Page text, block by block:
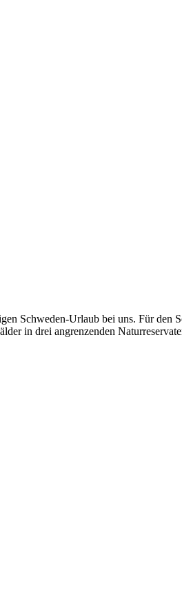
Schweden-Urlaub bei uns. Für den
in drei angrenzenden